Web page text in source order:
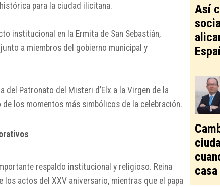
para la ciudad ilicitana.
institucional en la Ermita de San Sebastián,
junto a miembros del gobierno municipal y
del Patronato del Misteri d’Elx a la Virgen de la
los momentos más simbólicos de la celebración.
respaldo institucional y religioso. Reina
los actos del XXV aniversario, mientras que el papa
Así
casa